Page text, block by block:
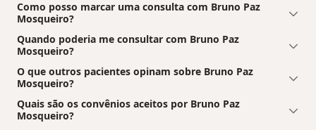
Como posso marcar uma consulta com Bruno Paz
Mosqueiro?
Quando poderia me consultar com Bruno Paz
Mosqueiro?
O que outros pacientes opinam sobre Bruno Paz
Mosqueiro?
Quais são os convênios aceitos por Bruno Paz
Mosqueiro?